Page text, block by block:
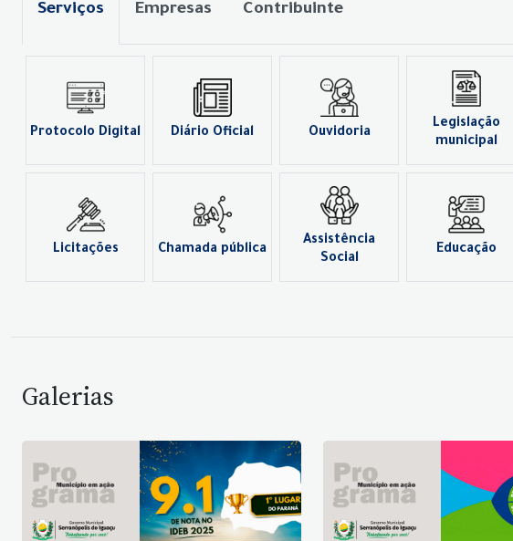
Serviços Empresas Contribuinte
Protocolo Digital Diário Oficial Ouvidoria
Legislação
municipal
Licitações Chamada pública
Assistência
Social
Educação
Galerias